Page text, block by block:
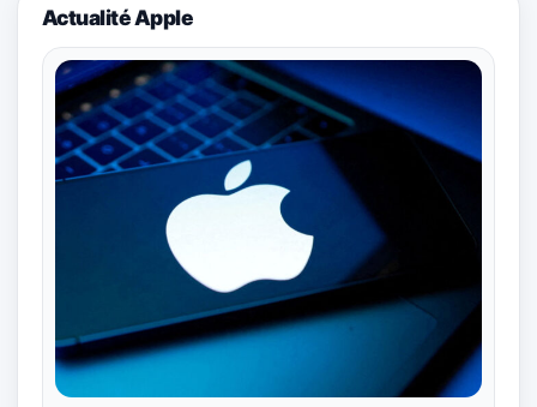
Actualité Apple